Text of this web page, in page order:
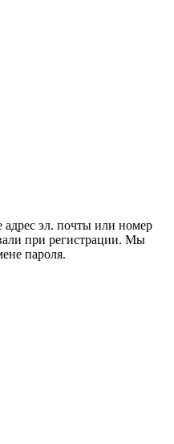
эл. почты или номер
при регистрации. Мы
пароля.